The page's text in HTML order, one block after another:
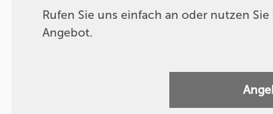
Rufen Sie uns einfach an oder nutzen
Angebot.